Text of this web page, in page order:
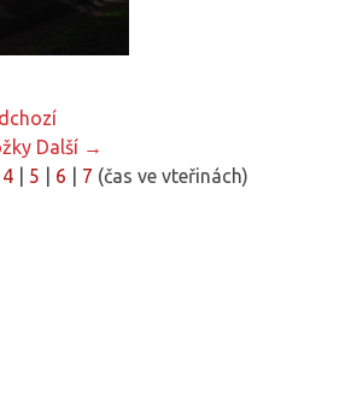
Další →
4 5 6 7 (čas ve vteřinách)